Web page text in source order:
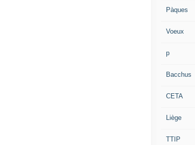
Pàques
Voeux
p
Bacchus
CETA
Liège
TTIP